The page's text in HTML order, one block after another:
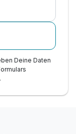
Deine Daten
.